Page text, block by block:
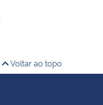
Voltar ao topo